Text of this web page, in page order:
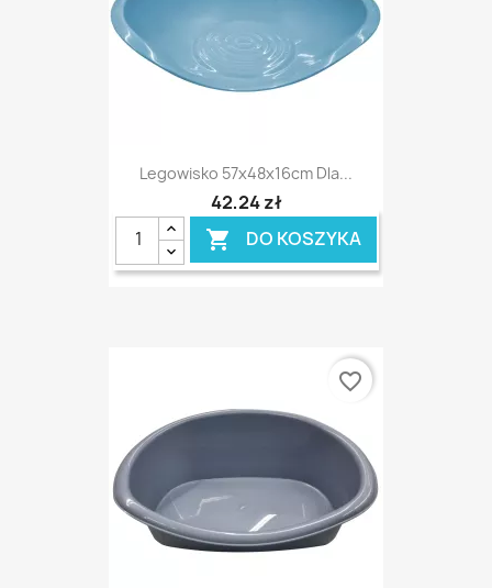
Legowisko 57x48x16cm Dla...
42,24 zł
 DO KOSZYKA
favorite_border